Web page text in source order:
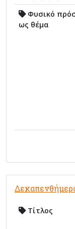
Φυσικό
ως θέμα
Τίτλος